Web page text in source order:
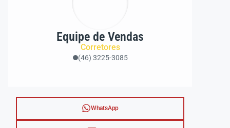
Equipe de Vendas
Corretores
(46) 3225-3085
WhatsApp